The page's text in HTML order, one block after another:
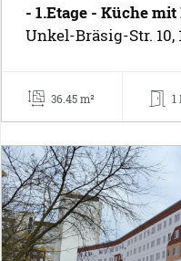
- 1.Etage - Küche
Unkel-Bräsig-Str. 10,
36.45 m² 1